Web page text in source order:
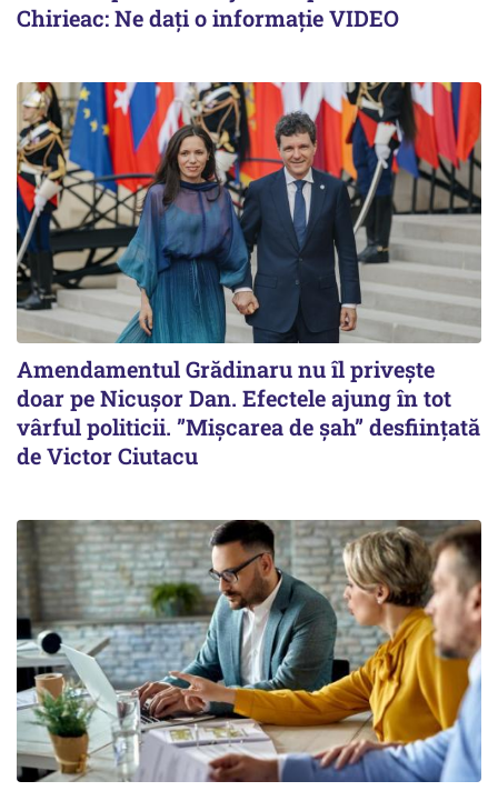
Chirieac: Ne dați o informație VIDEO
Amendamentul Grădinaru nu îl privește
doar pe Nicușor Dan. Efectele ajung în tot
vârful politicii. ”Mișcarea de șah” desființată
de Victor Ciutacu